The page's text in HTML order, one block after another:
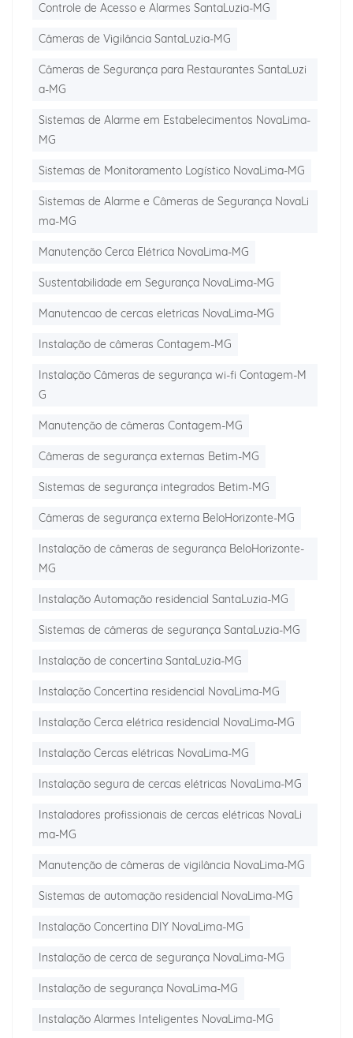
Controle de Acesso e Alarmes SantaLuzia-MG
Câmeras de Vigilância SantaLuzia-MG
Câmeras de Segurança para Restaurantes SantaLuzi
a-MG
Sistemas de Alarme em Estabelecimentos NovaLima-
MG
Sistemas de Monitoramento Logístico NovaLima-MG
Sistemas de Alarme e Câmeras de Segurança NovaLi
ma-MG
Manutenção Cerca Elétrica NovaLima-MG
Sustentabilidade em Segurança NovaLima-MG
Manutencao de cercas eletricas NovaLima-MG
Instalação de câmeras Contagem-MG
Instalação Câmeras de segurança wi-fi Contagem-M
G
Manutenção de câmeras Contagem-MG
Câmeras de segurança externas Betim-MG
Sistemas de segurança integrados Betim-MG
Câmeras de segurança externa BeloHorizonte-MG
Instalação de câmeras de segurança BeloHorizonte-
MG
Instalação Automação residencial SantaLuzia-MG
Sistemas de câmeras de segurança SantaLuzia-MG
Instalação de concertina SantaLuzia-MG
Instalação Concertina residencial NovaLima-MG
Instalação Cerca elétrica residencial NovaLima-MG
Instalação Cercas elétricas NovaLima-MG
Instalação segura de cercas elétricas NovaLima-MG
Instaladores profissionais de cercas elétricas NovaLi
ma-MG
Manutenção de câmeras de vigilância NovaLima-MG
Sistemas de automação residencial NovaLima-MG
Instalação Concertina DIY NovaLima-MG
Instalação de cerca de segurança NovaLima-MG
Instalação de segurança NovaLima-MG
Instalação Alarmes Inteligentes NovaLima-MG